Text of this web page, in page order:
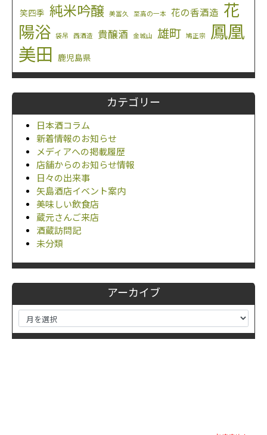
笑四季 純米吟醸 美冨久 至高の一本 花の香酒造 花
陽浴
袋吊 西酒造 貴醸酒 金城山 雄町 鳩正宗
鳳凰
美田
鹿児島県
カテゴリー
日本酒コラム
新着情報のお知らせ
メディアへの掲載履歴
店舗からのお知らせ情報
日々の出来事
矢島酒店イベント案内
美味しい飲食店
蔵元さんご来店
酒蔵訪問記
未分類
アーカイブ